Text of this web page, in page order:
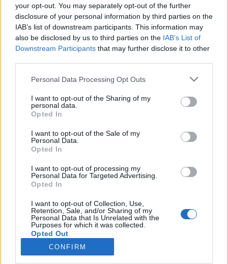
your opt-out. You may separately opt-out of the further
disclosure of your personal information by third parties on the
IAB’s list of downstream participants. This information may
also be disclosed by us to third parties on the IAB’s List of
Downstream Participants that may further disclose it to other
Personal Data Processing Opt Outs
I want to opt-out of the Sharing of my
personal data.
Opted In
I want to opt-out of the Sale of my
Personal Data.
Opted In
I want to opt-out of processing my
Personal Data for Targeted Advertising.
Opted In
I want to opt-out of Collection, Use,
Retention, Sale, and/or Sharing of my
Personal Data that Is Unrelated with the
Purposes for which it was collected.
Opted Out
CONFIRM
Liebe(r) Forum-Leser/in,
wenn Du in diesem Forum aktiv an den
Gesprächen teilnehmen oder eigene Themen
Spielaccount besitzt, bitte registriere Dich neu.
unserem Forum!„Zum Spiel“
User vs Mods Zählthread Nr. 56
10 Oktober 2024
Tammoo
Lebende Forenlegende
Magitta7070
Beiträge:
141.149 Zustimmungen: 630.377
6.000
lissy_kind
Lebende Forenlegende
Beiträge:
254.257